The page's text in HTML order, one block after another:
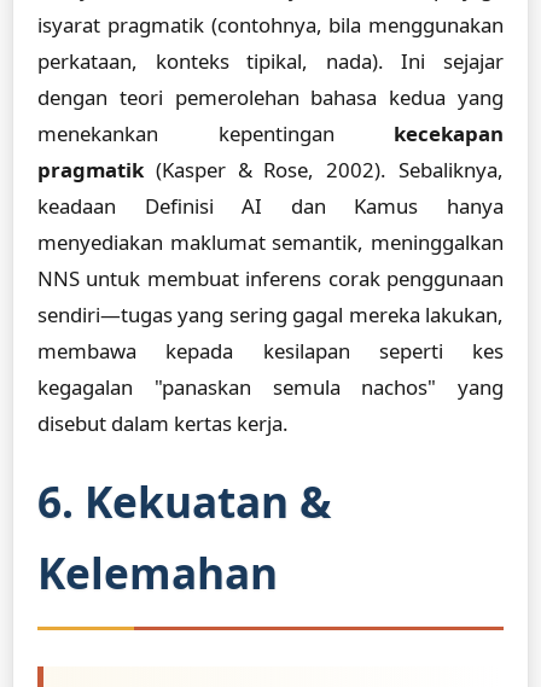
isyarat pragmatik (contohnya, bila menggunakan
perkataan, konteks tipikal, nada). Ini sejajar
dengan teori pemerolehan bahasa kedua yang
menekankan kepentingan kecekapan
pragmatik(Kasper & Rose, 2002). Sebaliknya,
keadaan Definisi AI dan Kamus hanya
menyediakan maklumat semantik, meninggalkan
NNS untuk membuat inferens corak penggunaan
sendiri—tugas yang sering gagal mereka lakukan,
membawa kepada kesilapan seperti kes
kegagalan "panaskan semula nachos" yang
disebut dalam kertas kerja.
6. Kekuatan &
Kelemahan